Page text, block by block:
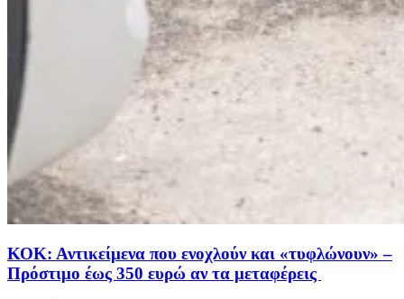
ΚΟΚ: Αντικείμενα που ενοχλούν και «τυφλώνουν» –
Πρόστιμο έως 350 ευρώ αν τα μεταφέρεις